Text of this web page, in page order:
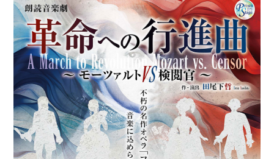
主催イベント
イベントカレンダー
貸館情報